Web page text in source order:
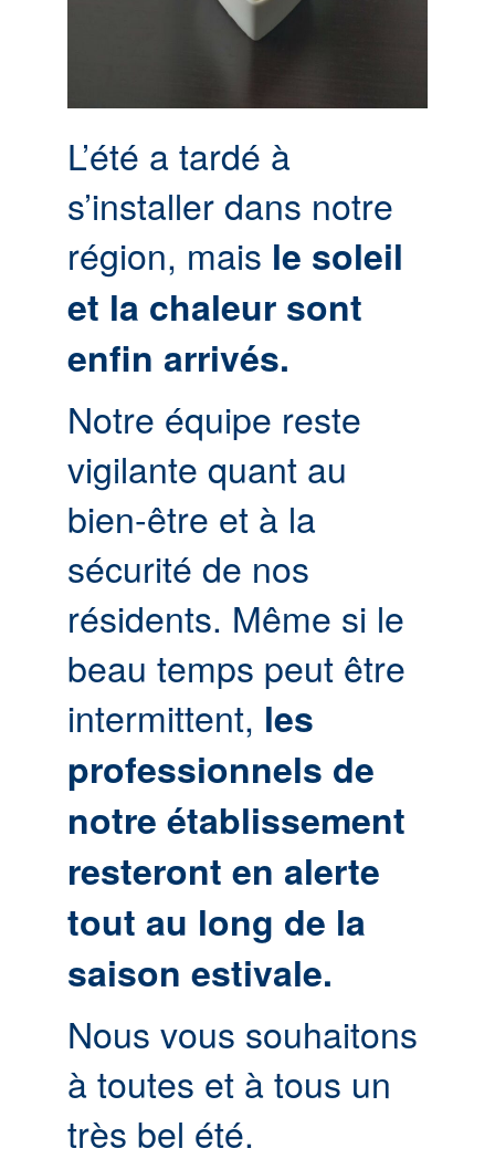
L’été a tardé à
s’installer dans notre
région, mais le soleil
et la chaleur sont
enfin arrivés.
Notre équipe reste
vigilante quant au
bien-être et à la
sécurité de nos
résidents. Même si le
beau temps peut être
intermittent, les
professionnels de
notre établissement
resteront en alerte
tout au long de la
saison estivale.
Nous vous souhaitons
à toutes et à tous un
très bel été.